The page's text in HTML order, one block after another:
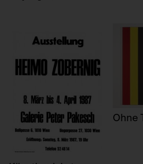
bewegten Bildes als Idee einer an das Auge
reflektiert, wobei sich die Botschaft möglicher
Prüfstand befindet. Zobernig vermittelt auch
dahinter liegende Wahrheit, sondern
Symbolismus Konstruktionen, mit denen er
Leutgeb)
Ohne